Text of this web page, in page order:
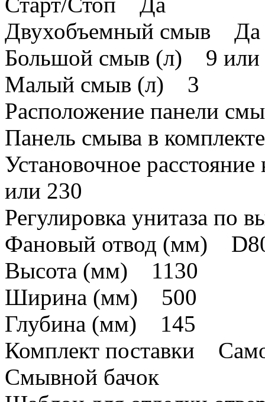
Двухобъемный смыв Да
Большой смыв (л) 9 или
Малый смыв (л) 3
Расположение панели
Панель смыва в
Установочное
или 230
Регулировка унитаза по
Фановый отвод (мм)
Высота (мм) 1130
Ширина (мм) 500
Глубина (мм) 145
Комплект поставки
Смывной бачок